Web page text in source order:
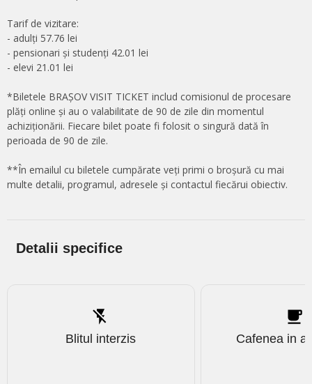
Tarif de vizitare:
- adulți 57.76 lei
- pensionari și studenți 42.01 lei
- elevi 21.01 lei
*Biletele BRAȘOV VISIT TICKET includ comisionul de procesare
plăți online și au o valabilitate de 90 de zile din momentul
achiziționării. Fiecare bilet poate fi folosit o singură dată în
perioada de 90 de zile.
**În emailul cu biletele cumpărate veți primi o broșură cu mai
multe detalii, programul, adresele și contactul fiecărui obiectiv.
Detalii specifice
Blitul interzis Cafenea in